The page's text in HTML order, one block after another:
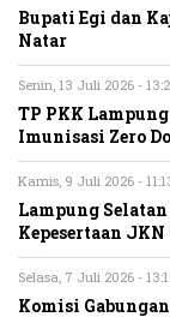
Bupati Egi dan
Natar
Senin, 13 Juli 2026 -
TP PKK
Imunisasi Zero
Kamis, 9 Juli 2026 -
Lampung
Kepesertaan JKN
Selasa, 7 Juli 2026 -
Komisi